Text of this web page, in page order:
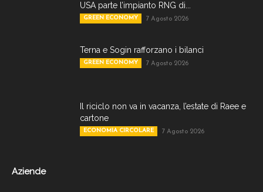
USA parte l’impianto RNG di...
GREEN ECONOMY 7 Agosto 2026
Terna e Sogin rafforzano i bilanci
GREEN ECONOMY 7 Agosto 2026
Il riciclo non va in vacanza, l’estate di Raee e
cartone
ECONOMIA CIRCOLARE 7 Agosto 2026
Aziende